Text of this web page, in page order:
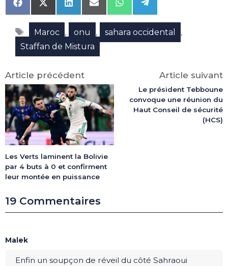
Share
on
Facebook
Share
on
X
(Twitter)
Share
on
LinkedIn
Share
on
Email
Share
on
WhatsApp
Share
on
Telegram
Étiquettes
Maroc , onu , sahara occidental ,
Staffan de Mistura
Article précédent
Les Verts laminent la Bolivie
par 4 buts à 0 et confirment
leur montée en puissance
Article suivant
Le président Tebboune
convoque une réunion du
Haut Conseil de sécurité
(HCS)
19 Commentaires
Malek
Enfin un soupçon de réveil du côté Sahraoui